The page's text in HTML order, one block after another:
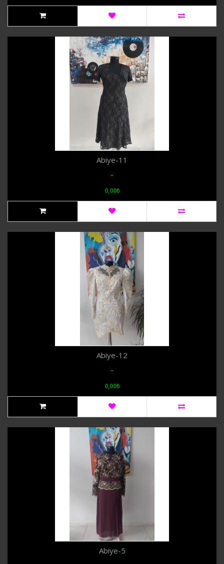
Abiye-11
..
0,00₺
Abiye-12
..
0,00₺
Abiye-5